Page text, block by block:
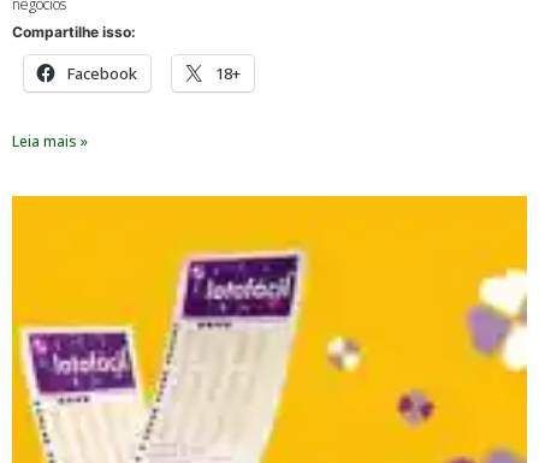
negócios
Compartilhe isso:
Facebook 18+
Leia mais »